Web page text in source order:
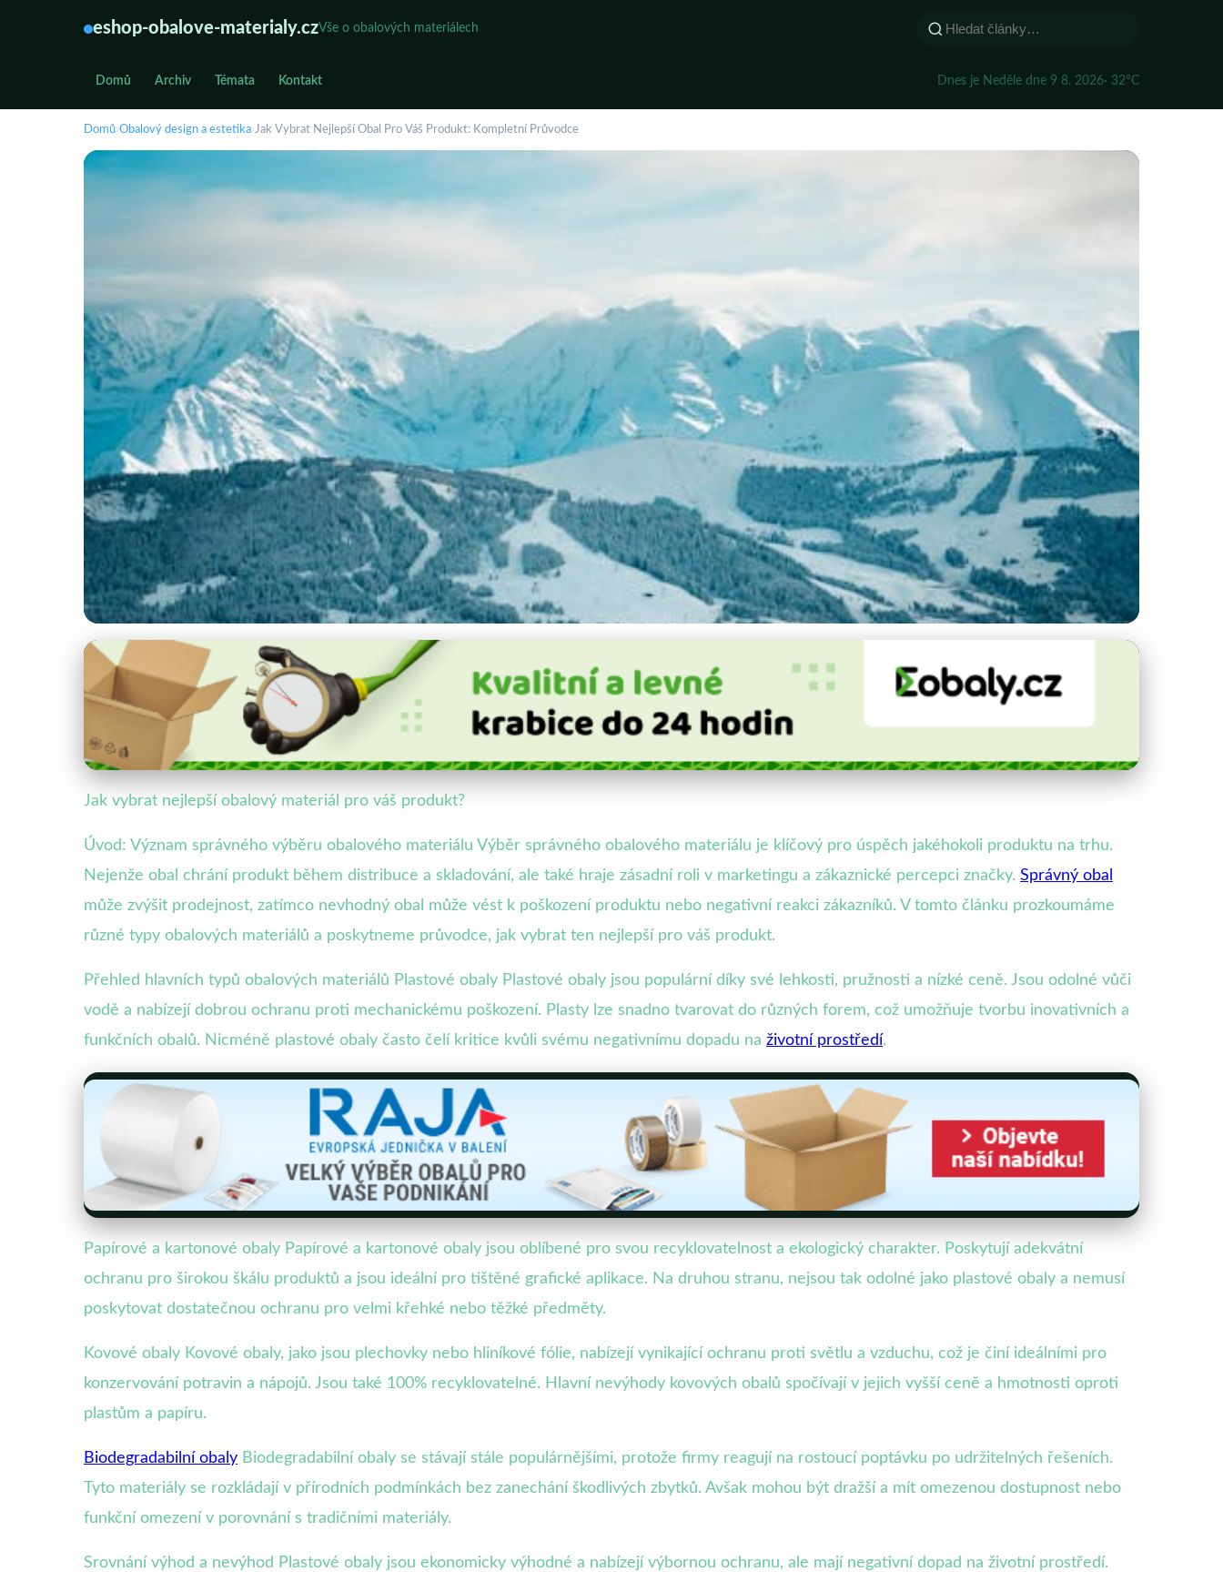
eshop-obalove-materialy.czVše o obalových materiálech
Domů Archiv Témata Kontakt Dnes je Neděle dne 9 8. 2026· 32°C
Domů›Obalový design a estetika›Jak Vybrat Nejlepší Obal Pro Váš Produkt: Kompletní Průvodce
Obalový design a estetika
Jak Vybrat Nejlepší Obal Pro Váš Produkt: Kompletní Průvodce
15. 6. 2025 · 4 min čtení · Autor: Veronika Malá
Jak vybrat nejlepší obalový materiál pro váš produkt?
Úvod: Význam správného výběru obalového materiálu Výběr správného obalového materiálu je klíčový pro úspěch jakéhokoli produktu na trhu.
Nejenže obal chrání produkt během distribuce a skladování, ale také hraje zásadní roli v marketingu a zákaznické percepci značky. Správný obal
může zvýšit prodejnost, zatímco nevhodný obal může vést k poškození produktu nebo negativní reakci zákazníků. V tomto článku prozkoumáme
různé typy obalových materiálů a poskytneme průvodce, jak vybrat ten nejlepší pro váš produkt.
Přehled hlavních typů obalových materiálů Plastové obaly Plastové obaly jsou populární díky své lehkosti, pružnosti a nízké ceně. Jsou odolné vůči
vodě a nabízejí dobrou ochranu proti mechanickému poškození. Plasty lze snadno tvarovat do různých forem, což umožňuje tvorbu inovativních a
funkčních obalů. Nicméně plastové obaly často čelí kritice kvůli svému negativnímu dopadu na životní prostředí.
Papírové a kartonové obaly Papírové a kartonové obaly jsou oblíbené pro svou recyklovatelnost a ekologický charakter. Poskytují adekvátní
ochranu pro širokou škálu produktů a jsou ideální pro tištěné grafické aplikace. Na druhou stranu, nejsou tak odolné jako plastové obaly a nemusí
poskytovat dostatečnou ochranu pro velmi křehké nebo těžké předměty.
Kovové obaly Kovové obaly, jako jsou plechovky nebo hliníkové fólie, nabízejí vynikající ochranu proti světlu a vzduchu, což je činí ideálními pro
konzervování potravin a nápojů. Jsou také 100% recyklovatelné. Hlavní nevýhody kovových obalů spočívají v jejich vyšší ceně a hmotnosti oproti
plastům a papíru.
Biodegradabilní obaly Biodegradabilní obaly se stávají stále populárnějšími, protože firmy reagují na rostoucí poptávku po udržitelných řešeních.
Tyto materiály se rozkládají v přírodních podmínkách bez zanechání škodlivých zbytků. Avšak mohou být dražší a mít omezenou dostupnost nebo
funkční omezení v porovnání s tradičními materiály.
Srovnání výhod a nevýhod Plastové obaly jsou ekonomicky výhodné a nabízejí výbornou ochranu, ale mají negativní dopad na životní prostředí.